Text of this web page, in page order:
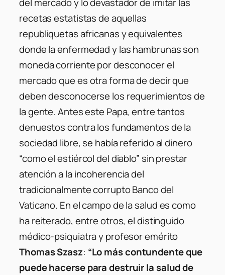
del mercado y lo devastador de imitar las
recetas estatistas de aquellas
republiquetas africanas y equivalentes
donde la enfermedad y las hambrunas son
moneda corriente por desconocer el
mercado que es otra forma de decir que
deben desconocerse los requerimientos de
la gente. Antes este Papa, entre tantos
denuestos contra los fundamentos de la
sociedad libre, se había referido al dinero
“como el estiércol del diablo” sin prestar
atención a la incoherencia del
tradicionalmente corrupto Banco del
Vaticano. En el campo de la salud es como
ha reiterado, entre otros, el distinguido
médico-psiquiatra y profesor emérito
Thomas Szasz: “Lo más contundente que
puede hacerse para destruir la salud de